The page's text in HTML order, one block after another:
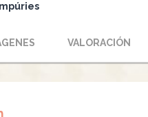
VALORACIÓN